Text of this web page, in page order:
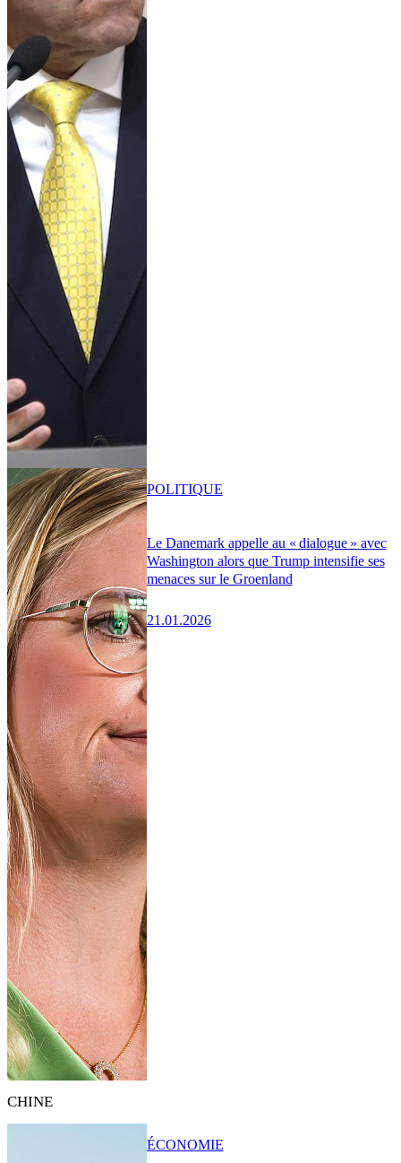
Le Danemark appelle au « dialogue » avec
Washington alors que Trump intensifie ses
menaces sur le Groenland
21.01.2026
POLITIQUE
CHINE
ÉCONOMIE